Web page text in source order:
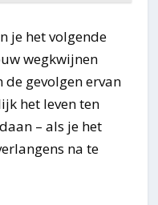
je het volgende
wegkwijnen
gevolgen ervan
het leven ten
– als je het
na te